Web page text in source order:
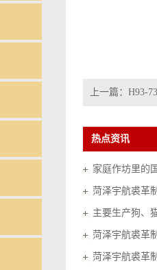
上一篇： H93-
热点资讯
家庭作坊里的
菏泽宇航裘革
菏泽宇航裘革
菏泽宇航裘革